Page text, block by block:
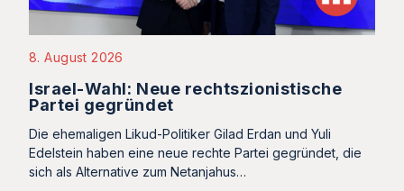
8. August 2026
Israel-Wahl: Neue rechtszionistische
Partei gegründet
Die ehemaligen Likud-Politiker Gilad Erdan und Yuli
Edelstein haben eine neue rechte Partei gegründet, die
sich als Alternative zum Netanjahus…